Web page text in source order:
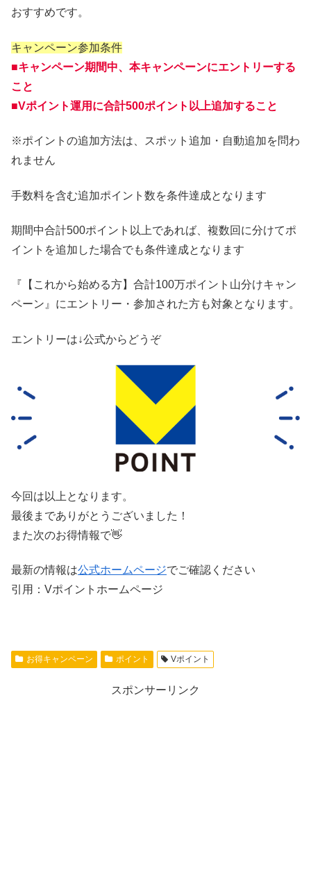
おすすめです。
キャンペーン参加条件
■キャンペーン期間中、本キャンペーンにエントリーする
こと
■Vポイント運用に合計500ポイント以上追加すること
※ポイントの追加方法は、スポット追加・自動追加を問わ
れません
手数料を含む追加ポイント数を条件達成となります
期間中合計500ポイント以上であれば、複数回に分けてポ
イントを追加した場合でも条件達成となります
『【これから始める方】合計100万ポイント山分けキャン
ペーン』にエントリー・参加された方も対象となります。
エントリーは↓公式からどうぞ
今回は以上となります。
最後までありがとうございました！
また次のお得情報で👋
最新の情報は公式ホームページでご確認ください
引用：Vポイントホームページ
お得キャンペーン ポイント Vポイント
スポンサーリンク